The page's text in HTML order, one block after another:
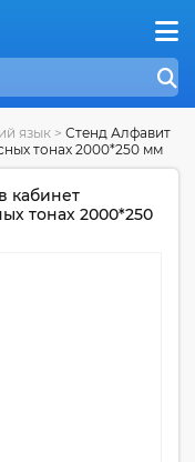
язык > Стенд Алфавит
тонах 2000*250 мм
кабинет
тонах 2000*250